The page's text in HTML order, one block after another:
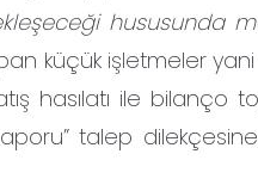
hususunda
küçük işletmeler yani
hasılatı ile bilanço
talep